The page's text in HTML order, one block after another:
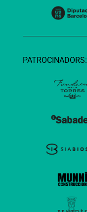
PATROCINADORS: